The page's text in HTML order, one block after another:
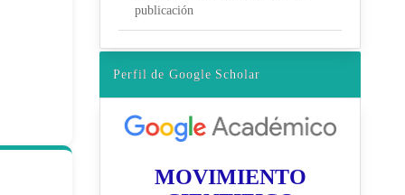
publicación
Perfil de Google Scholar